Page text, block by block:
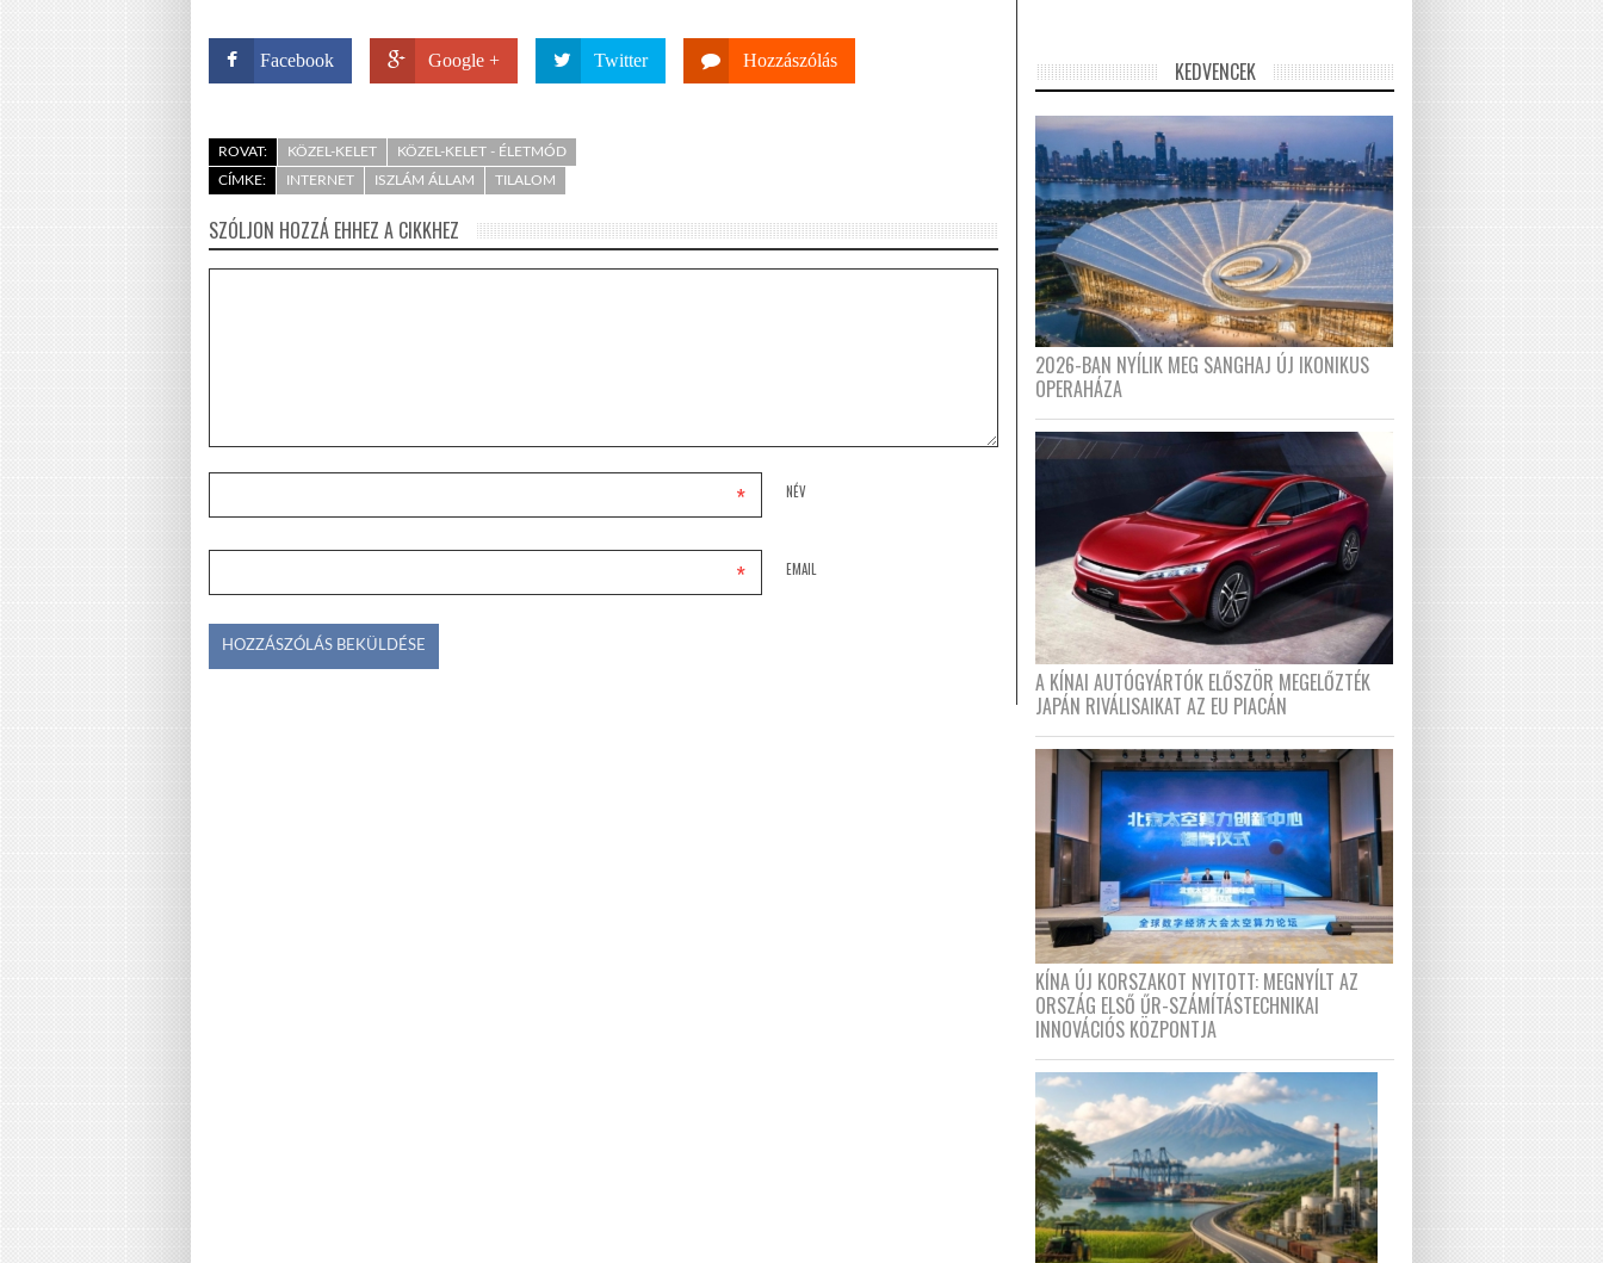
Facebook Google + Twitter Hozzászólás
ROVAT: KÖZEL-KELET
KÖZEL-KELET - ÉLETMÓD
CÍMKE:
INTERNET ISZLÁM ÁLLAM TILALOM
SZÓLJON HOZZÁ EHHEZ A CIKKHEZ
NÉV
*
EMAIL
*
KEDVENCEK
2026-BAN NYÍLIK MEG SANGHAJ ÚJ IKONIKUS
OPERAHÁZA
A KÍNAI AUTÓGYÁRTÓK ELŐSZÖR MEGELŐZTÉK
JAPÁN RIVÁLISAIKAT AZ EU PIACÁN
KÍNA ÚJ KORSZAKOT NYITOTT: MEGNYÍLT AZ
ORSZÁG ELSŐ ŰR-SZÁMÍTÁSTECHNIKAI
INNOVÁCIÓS KÖZPONTJA